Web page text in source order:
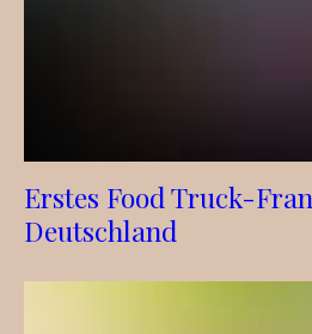
Erstes Food Truck-
Deutschland